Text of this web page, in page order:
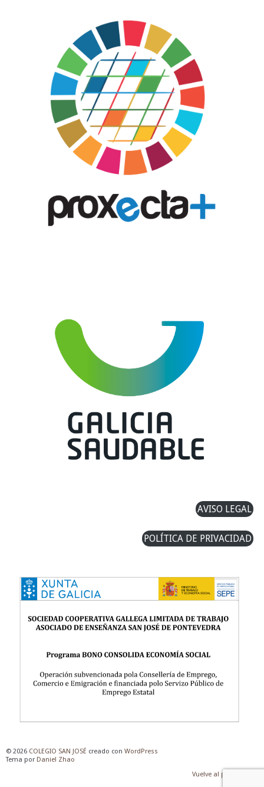
AVISO LEGAL
POLÍTICA DE PRIVACIDAD
© 2026 COLEGIO SAN JOSÉ creado con WordPress
Tema por Daniel Zhao
Vuelve al principio